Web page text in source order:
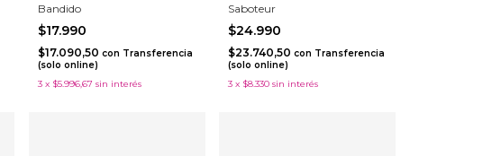
Bandido
$17.990
$17.090,50 con Transferencia
(solo online)
3 x $5.996,67 sin interés
Saboteur
$24.990
$23.740,50 con Transferencia
(solo online)
3 x $8.330 sin interés